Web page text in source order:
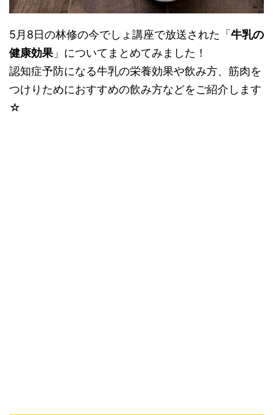
5月8日の林修の今でしょ講座で放送された「 牛乳の
健康効果 」についてまとめてみました！
認知症予防になる牛乳の栄養効果や飲み方、筋肉を
つけりためにおすすめの飲み方などをご紹介します
☆